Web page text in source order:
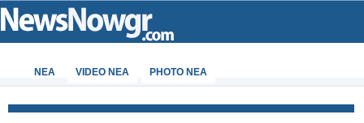
ΝΕΑ VIDEO NEA PHOTO NEA